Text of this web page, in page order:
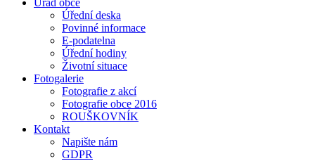
Úřad obce
Úřední deska
Povinné informace
E-podatelna
Úřední hodiny
Životní situace
Fotogalerie
Fotografie z akcí
Fotografie obce 2016
ROUŠKOVNÍK
Kontakt
Napište nám
GDPR